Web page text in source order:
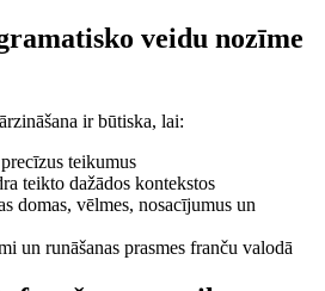
veidu nozīme
ir būtiska, lai:
teikumus
teikto dažādos kontekstos
domas, vēlmes, nosacījumus un
un runāšanas prasmes franču valodā